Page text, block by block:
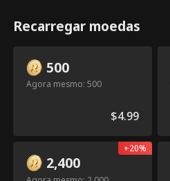
1-50
9
2.8k 4.3k
Exclusivo no App:
Desbloqueios Grátis
Recarregar moedas
500
Agora mesmo: 500
$4.99
2,400
+20%